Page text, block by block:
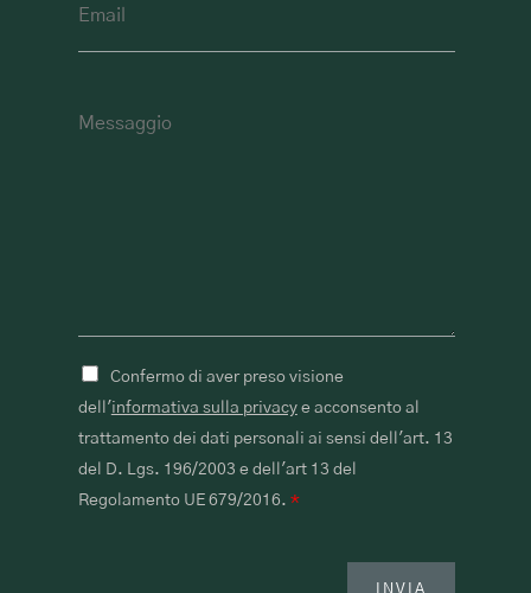
Confermo di aver preso visione
dell'informativa sulla privacye acconsento al
trattamento dei dati personali ai sensi dell'art. 13
del D. Lgs. 196/2003 e dell'art 13 del
Regolamento UE 679/2016. *
INVIA